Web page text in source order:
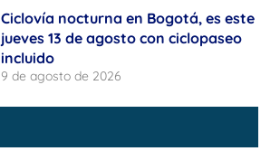
Ciclovía nocturna en Bogotá, es este
jueves 13 de agosto con ciclopaseo
incluido
9 de agosto de 2026